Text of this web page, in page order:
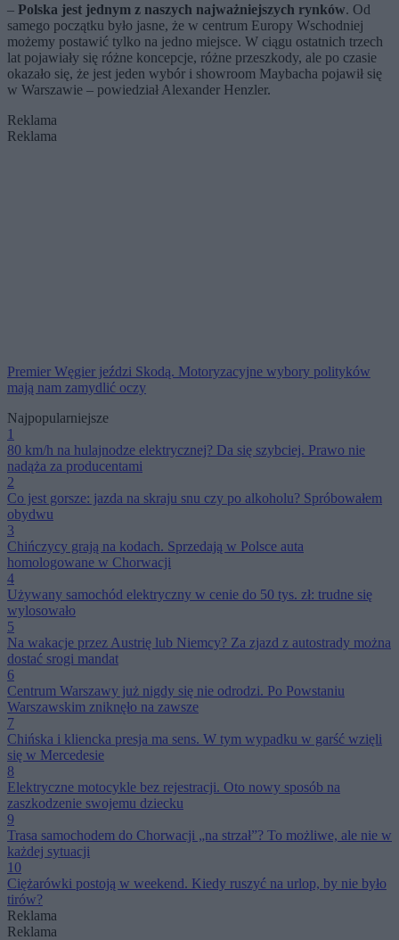
– Polska jest jednym z naszych najważniejszych rynków. Od
samego początku było jasne, że w centrum Europy Wschodniej
możemy postawić tylko na jedno miejsce. W ciągu ostatnich trzech
lat pojawiały się różne koncepcje, różne przeszkody, ale po czasie
okazało się, że jest jeden wybór i showroom Maybacha pojawił się
w Warszawie – powiedział Alexander Henzler.
Reklama
Reklama
Premier Węgier jeździ Skodą. Motoryzacyjne wybory polityków
mają nam zamydlić oczy
Najpopularniejsze
1
80 km/h na hulajnodze elektrycznej? Da się szybciej. Prawo nie
nadąża za producentami
2
Co jest gorsze: jazda na skraju snu czy po alkoholu? Spróbowałem
obydwu
3
Chińczycy grają na kodach. Sprzedają w Polsce auta
homologowane w Chorwacji
4
Używany samochód elektryczny w cenie do 50 tys. zł: trudne się
wylosowało
5
Na wakacje przez Austrię lub Niemcy? Za zjazd z autostrady można
dostać srogi mandat
6
Centrum Warszawy już nigdy się nie odrodzi. Po Powstaniu
Warszawskim zniknęło na zawsze
7
Chińska i kliencka presja ma sens. W tym wypadku w garść wzięli
się w Mercedesie
8
Elektryczne motocykle bez rejestracji. Oto nowy sposób na
zaszkodzenie swojemu dziecku
9
Trasa samochodem do Chorwacji „na strzał”? To możliwe, ale nie w
każdej sytuacji
10
Ciężarówki postoją w weekend. Kiedy ruszyć na urlop, by nie było
tirów?
Reklama
Reklama